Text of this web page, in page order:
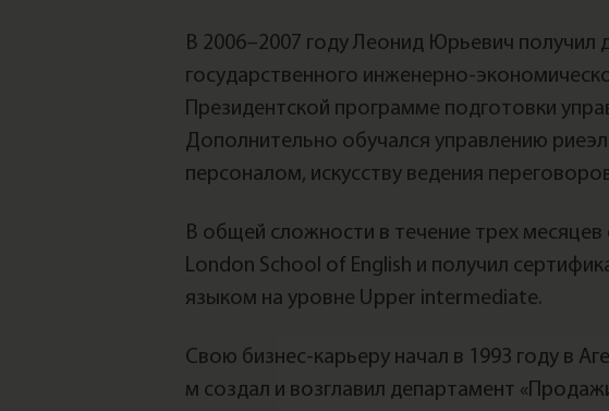
В 2006–2007 году Леонид Юрьевич получил
государственного инженерно-
Президентской программе подготовки
Дополнительно обучался управлению
персоналом, искусству ведения
В общей сложности в течение трех месяцев
London School of English и получил
языком на уровне Upper intermediate.
Свою бизнес-карьеру начал в 1993 году в
м создал и возглавил департамент